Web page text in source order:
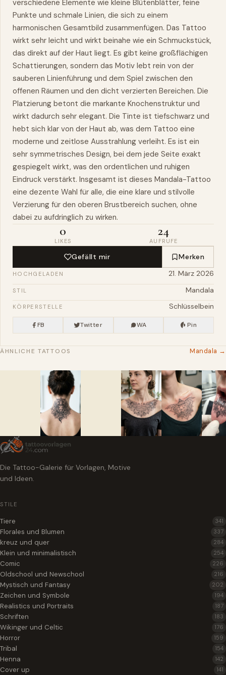
verschiedene Elemente wie kleine Blütenblätter, feine
Punkte und schmale Linien, die sich zu einem
harmonischen Gesamtbild zusammenfügen. Das Tattoo
wirkt sehr leicht und wirkt beinahe wie ein Schmuckstück,
das direkt auf der Haut liegt. Es gibt keine großflächigen
Schattierungen, sondern das Motiv lebt rein von der
sauberen Linienführung und dem Spiel zwischen den
offenen Räumen und den dicht verzierten Bereichen. Die
Platzierung betont die markante Knochenstruktur und
wirkt dadurch sehr elegant. Die Tinte ist tiefschwarz und
hebt sich klar von der Haut ab, was dem Tattoo eine
moderne und zeitlose Ausstrahlung verleiht. Es ist ein
sehr symmetrisches Design, bei dem jede Seite exakt
gespiegelt wirkt, was den ordentlichen und ruhigen
Eindruck verstärkt. Insgesamt ist dieses Mandala-Tattoo
eine dezente Wahl für alle, die eine klare und stilvolle
Verzierung für den oberen Brustbereich suchen, ohne
dabei zu aufdringlich zu wirken.
0
LIKES
24
AUFRUFE
Gefällt mir Merken
HOCHGELADEN 21. März 2026
STIL Mandala
KÖRPERSTELLE Schlüsselbein
FB Twitter WA Pin
ÄHNLICHE TATTOOS Mandala →
Die Tattoo-Galerie für Vorlagen, Motive
und Ideen.
STILE
Tiere 341
Florales und Blumen 337
kreuz und quer 284
Klein und minimalistisch 254
Comic 226
Oldschool und Newschool 216
Mystisch und Fantasy 202
Zeichen und Symbole 194
Realistics und Portraits 187
Schriften 183
Wikinger und Celtic 176
Horror 159
Tribal 154
Henna 142
Cover up 141